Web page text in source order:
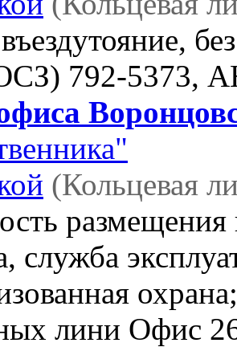
792-5373,
(Кольцевая
служба
лини Офис